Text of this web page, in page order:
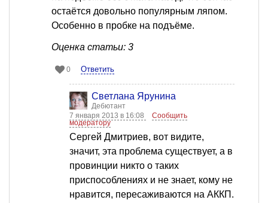
остаётся довольно популярным ляпом.
Особенно в пробке на подъёме.
Оценка статьи: 3
0 Ответить
Светлана Ярунина
Дебютант
7 января 2013 в 16:08
Сообщить
модератору
Сергей Дмитриев, вот видите,
значит, эта проблема существует, а в
провинции никто о таких
приспособлениях и не знает, кому не
нравится, пересаживаются на АККП.